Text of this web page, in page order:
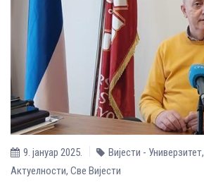
9. јануар 2025. Вијести - Универзитет,
Aктуелности, Све Вијести